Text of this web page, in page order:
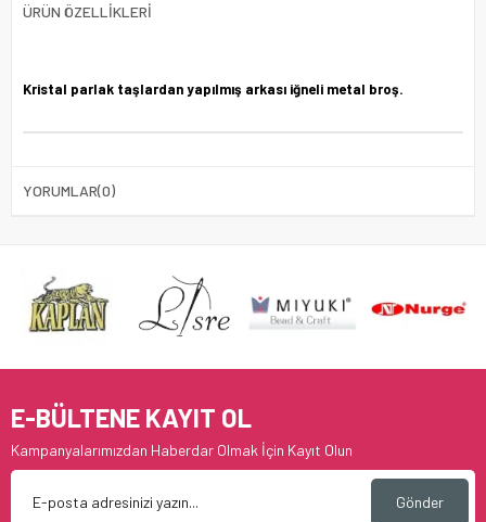
ÜRÜN ÖZELLIKLERI
Kristal parlak taşlardan yapılmış arkası iğneli metal broş.
YORUMLAR(0)
E-BÜLTENE KAYIT OL
Kampanyalarımızdan Haberdar Olmak İçin Kayıt Olun
Gönder